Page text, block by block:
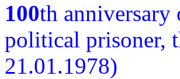
100th
political prisoner,
21.01.1978)